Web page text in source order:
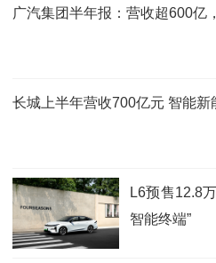
广汽集团半年报：营收超600亿
长城上半年营收700亿元 智能
L6预售12.8
智能终端”